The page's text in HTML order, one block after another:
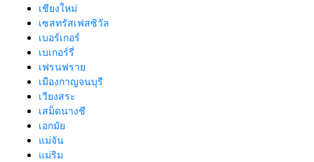
เชียงใหม่
เซสทรัสเฟสซิวัล
เบอร์เกอร์
เบเกอร์รี่
เฟรนฟราย
เมืองกาญจนบุรี
เวียงสระ
เสม็ดนางชี
เอกมัย
แม่จัน
แม่ริม